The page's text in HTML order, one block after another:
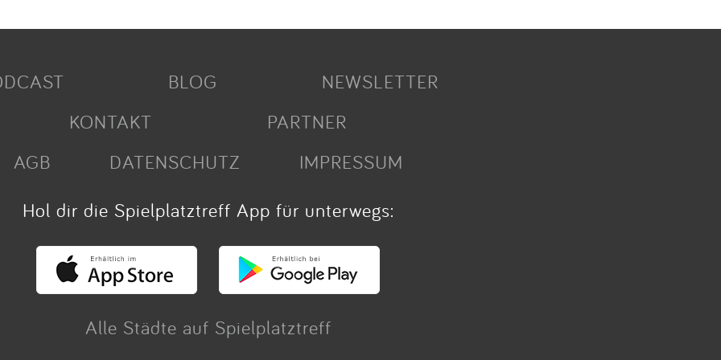
BLOG
NEWSLETTER
KONTAKT
PARTNER
AGB
DATENSCHUTZ
IMPRESSUM
Hol dir die Spielplatztreff App für unterwegs:
Alle Städte auf Spielplatztreff